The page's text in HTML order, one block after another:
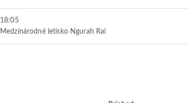
18:05
Medzinárodné letisko Ngurah Rai